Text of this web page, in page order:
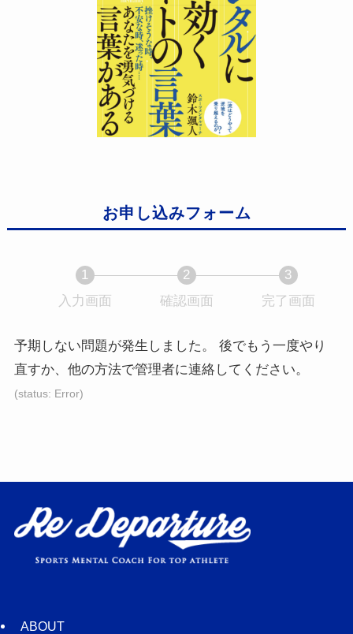
お申し込みフォーム
1
入力画面
表
示
さ
画
で
す。
2
確認画面
表
さ
画
で
す。
3
完了画面
表
画
予期しない問題が発生しました。 後でもう一度やり
直すか、他の方法で管理者に連絡してください。
(status: Error)
ABOUT